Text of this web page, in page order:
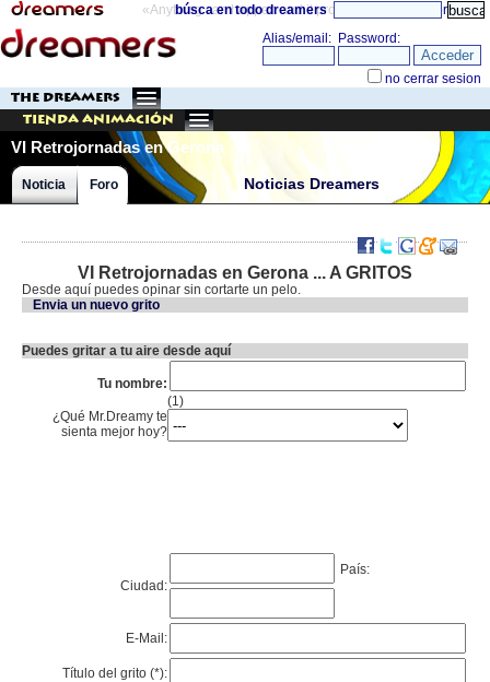
«Anything can happen and it probably will» directorio
búsca en todo dreamers
THE DREAMERS
Tienda Animación
VI Retrojornadas en Gerona
Noticias Dreamers
Noticia Foro
VI Retrojornadas en Gerona ... A GRITOS
Desde aquí puedes opinar sin cortarte un pelo.
Envia un nuevo grito
Puedes gritar a tu aire desde aquí
Tu nombre:
(1)
¿Qué Mr.Dreamy te
sienta mejor hoy?
Ciudad:
País:
E-Mail:
Título del grito (*):